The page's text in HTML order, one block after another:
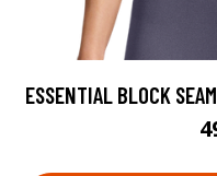
ESSENTIAL BLOCK